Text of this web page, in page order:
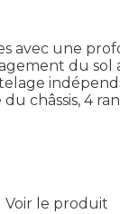
avec une
du sol
châssis, 4
Voir le produit